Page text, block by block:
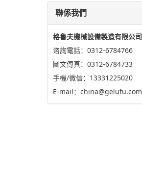
聯係我們
格魯夫機械設備製造有限公司
谘詢電話：0312-6784766
圖文傳真：0312-6784733
手機/微信：13331225020
E-mail：china@gelufu.com